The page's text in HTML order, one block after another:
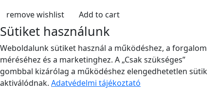
remove wishlist Add to cart
Sütiket használunk
Weboldalunk sütiket használ a működéshez, a forgalom
méréséhez és a marketinghez. A „Csak szükséges”
gombbal kizárólag a működéshez elengedhetetlen sütik
aktiválódnak. Adatvédelmi tájékoztató